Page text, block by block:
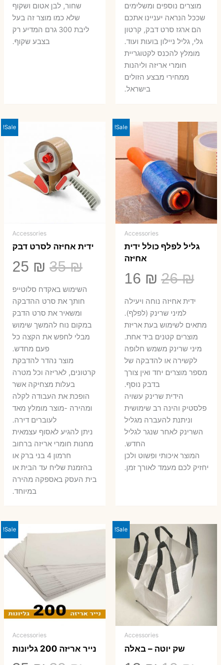
מוצרים נוספים ומשלימים
שככל הנראה יעניינו אתכם
הם ארגז סרט דבק, קרטון
גלי, גליל ניילון בועות ועוד.
מומלץ להכנס לקטוגריית
חומרי אריזה וליהנות
ממחירי מבצע הזולים
בישראל.
שחור, לבן אטום ושקוף
שלא כמו מוצר זה בעל
ליבת 300 גרם המדיע רק
בצבע שקוף.
Sale!
Accessories
גליל לפלף כולל ידית
אחיזה
26₪
המחיר
המקורי
היה:
26 ₪.
16 ₪
הנוכחי
ידית אחיזה נוחה ויעילה
למיני שרינק (לפלף).
מתאים לשימוש בעת אריזת
מוצרים קטנים ביד אחת.
​מיני שרינק משמש חלופה
לקשירה או להדבקה של
מספר מוצרים יחד ואין צורך
בדבק נוסף.
הידית שרינק עשויה
פלסטיק והינה רב שימושית
וניתנת להעברה מגליל
השרינק לאחר שנגר לגליל
החדש.
המוצר איכותי ופשוט ולכן
יחזיק לכם מעמד לאורך זמן.
Sale!
Accessories
ידית אחיזה לסרט דבק
35₪
המחיר
המקורי
היה:
35 ₪.
25 ₪
₪.
השימוש באקדח סלוטייפ
חותך את סרט ההדבקה
ומשאיר את סרט הדבק
במקום נוח להמשך שימוש
מבלי לחפש את הקצה כל
פעם מחדש.
מוצר נהדר להדבקת
קרטונים, לאריזה וכל מטרה
בעלות מצחיקה אשר
הופכת את העבודה לקלה
ומהירה -מוצר מומלץ מאד
לעוברים דירה.
ניתן להגיע לאסוף עצמאית
מחנות חומרי אריזה ברחוב
חרמון 4 בני ברק או
בהזמנת שליח עד הבית או
בית העסק באספקה מהירה
במיוחד.
Sale!
Accessories
שק יוטה – באלה
Sale!
Accessories
נייר אריזה 200 גליונות